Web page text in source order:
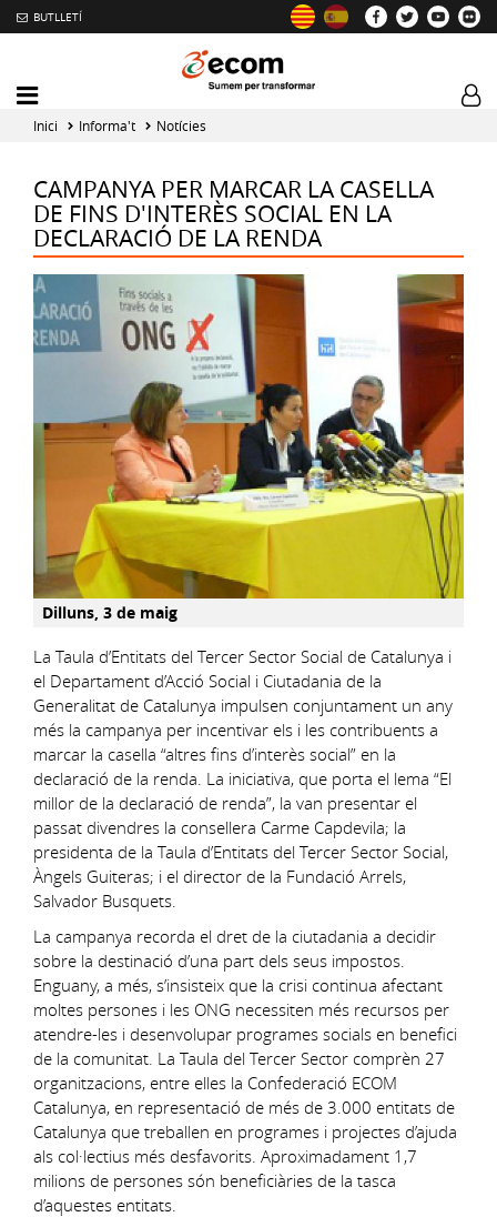
BUTLLETÍ
Mobile
menu
toggler
Inici Informa't Notícies
CAMPANYA PER MARCAR LA CASELLA
DE FINS D'INTERÈS SOCIAL EN LA
DECLARACIÓ DE LA RENDA
Dilluns, 3 de maig
La Taula d’Entitats del Tercer Sector Social de Catalunya i
el Departament d’Acció Social i Ciutadania de la
Generalitat de Catalunya impulsen conjuntament un any
més la campanya per incentivar els i les contribuents a
marcar la casella “altres fins d’interès social” en la
declaració de la renda. La iniciativa, que porta el lema “El
millor de la declaració de renda”, la van presentar el
passat divendres la consellera Carme Capdevila; la
presidenta de la Taula d’Entitats del Tercer Sector Social,
Àngels Guiteras; i el director de la Fundació Arrels,
Salvador Busquets.
La campanya recorda el dret de la ciutadania a decidir
sobre la destinació d’una part dels seus impostos.
Enguany, a més, s’insisteix que la crisi continua afectant
moltes persones i les ONG necessiten més recursos per
atendre-les i desenvolupar programes socials en benefici
de la comunitat. La Taula del Tercer Sector comprèn 27
organitzacions, entre elles la Confederació ECOM
Catalunya, en representació de més de 3.000 entitats de
Catalunya que treballen en programes i projectes d’ajuda
als col·lectius més desfavorits. Aproximadament 1,7
milions de persones són beneficiàries de la tasca
d’aquestes entitats.